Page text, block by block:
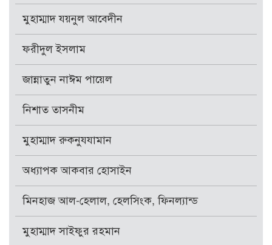
মুহাম্মাদ যয়নুল আবেদীন
ফরীদুল ইসলাম
জান্নাতুন নাঈম পায়েল
নিশাত তাসনীম
মুহাম্মাদ রুকনুযযামান
অধ্যাপক আকবার হোসাইন
মিনহাজ আল-হেলাল, হেলসিংক, ফিনল্যান্ড
মুহাম্মাদ সাইফুর রহমান